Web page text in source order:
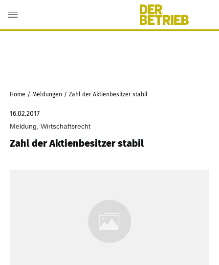
Home / Meldungen / Zahl der Aktienbesitzer stabil
16.02.2017
Meldung, Wirtschaftsrecht
Zahl der Aktienbesitzer stabil